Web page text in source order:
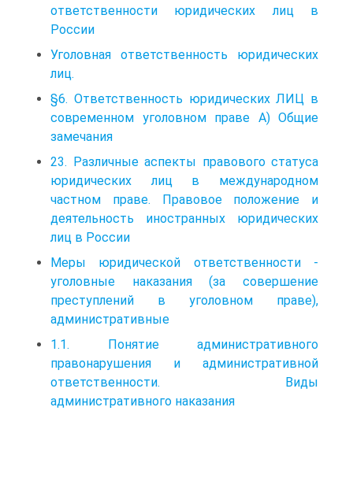
ответственности юридических лиц в
России
Уголовная ответственность юридических
лиц.
§6. Ответственность юридических ЛИЦ в
современном уголовном праве А) Общие
замечания
23. Различные аспекты правового статуса
юридических лиц в международном
частном праве. Правовое положение и
деятельность иностранных юридических
лиц в России
Меры юридической ответственности -
уголовные наказания (за совершение
преступлений в уголовном праве),
административные
1.1. Понятие административного
правонарушения и административной
ответственности. Виды
административного наказания